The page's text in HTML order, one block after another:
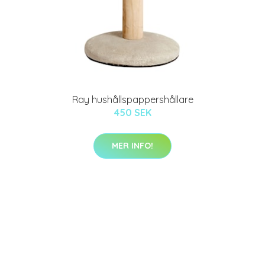
Ray hushållspappershållare
450 SEK
MER INFO!